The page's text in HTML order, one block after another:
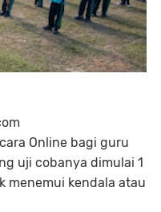
Online bagi guru
uji cobanya dimulai 1
menemui kendala atau